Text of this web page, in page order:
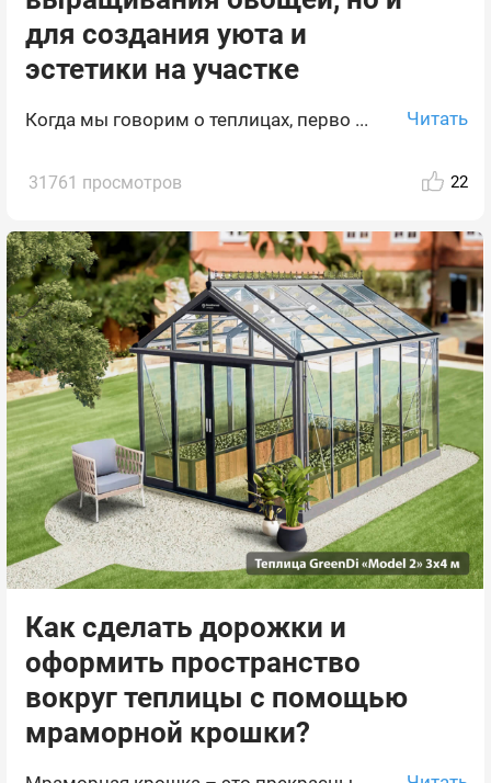
для создания уюта и
эстетики на участке
Когда мы говорим о теплицах, перво ... Читать
31761 просмотров 22
Как сделать дорожки и
оформить пространство
вокруг теплицы с помощью
мраморной крошки?